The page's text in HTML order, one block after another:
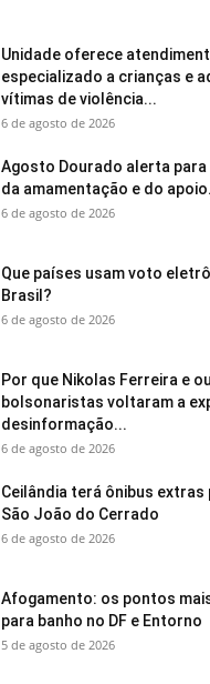
Unidade oferece
especializado a crianças e
vítimas de violência...
6 de agosto de 2026
Agosto Dourado alerta para
da amamentação e do
6 de agosto de 2026
Que países usam voto
Brasil?
6 de agosto de 2026
Por que Nikolas Ferreira e
bolsonaristas voltaram a
desinformação...
6 de agosto de 2026
Ceilândia terá ônibus extras
São João do Cerrado
6 de agosto de 2026
Afogamento: os pontos
para banho no DF e Entorno
5 de agosto de 2026